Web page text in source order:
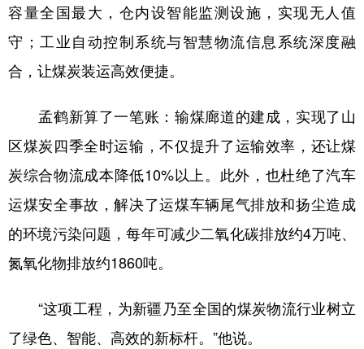
容量全国最大，仓内设智能监测设施，实现无人值
守；工业自动控制系统与智慧物流信息系统深度融
合，让煤炭装运高效便捷。
孟鹤新算了一笔账：输煤廊道的建成，实现了山
区煤炭四季全时运输，不仅提升了运输效率，还让煤
炭综合物流成本降低10%以上。此外，也杜绝了汽车
运煤安全事故，解决了运煤车辆尾气排放和扬尘造成
的环境污染问题，每年可减少二氧化碳排放约4万吨、
氮氧化物排放约1860吨。
“这项工程，为新疆乃至全国的煤炭物流行业树立
了绿色、智能、高效的新标杆。”他说。